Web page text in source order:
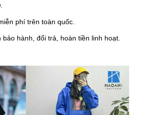
phí trên toàn quốc.
bảo hành, đổi trả, hoàn tiền linh hoạt.